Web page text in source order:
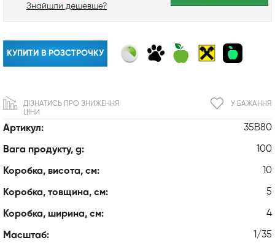
Артикул: 35B80
Вага продукту, g: 100
Коробка, висота, см: 10
Коробка, товщина, см: 5
Коробка, ширина, см: 4
Масштаб: 1/35
Знайшли дешевше?
КУПИТИ В РОЗСТРОЧКУ
У БАЖАННЯ
ДІЗНАТИСЬ ПРО ЗНИЖЕННЯ
ЦІНИ